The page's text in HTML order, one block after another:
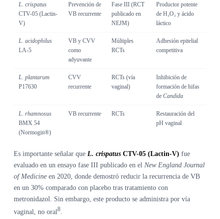
L. crispatus
CTV-05 (Lactin-
V)
Prevención de
VB recurrente
Fase III (RCT
publicado en
NEJM)
Productor potente
de H₂O₂ y ácido
láctico
L. acidophilus
LA-5
VB y CVV
como
adyuvante
Múltiples
RCTs
Adhesión epitelial
competitiva
L. plantarum
P17630
CVV
recurrente
RCTs (vía
vaginal)
Inhibición de
formación de hifas
de Candida
L. rhamnosus
BMX 54
(Normogin®)
VB recurrente RCTs
Restauración del
pH vaginal
Es importante señalar que L. crispatus CTV-05 (Lactin-V) fue
evaluado en un ensayo fase III publicado en el New England Journal
of Medicine en 2020, donde demostró reducir la recurrencia de VB
en un 30% comparado con placebo tras tratamiento con
metronidazol. Sin embargo, este producto se administra por vía
vaginal, no oral8.